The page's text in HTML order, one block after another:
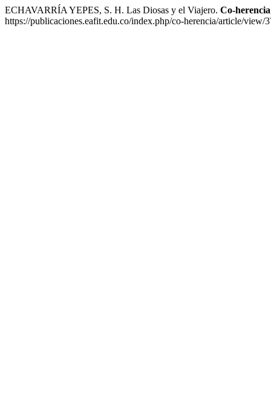
ECHAVARRÍA YEPES, S. H. Las Diosas y el Viajero. Co-herencia
https://publicaciones.eafit.edu.co/index.php/co-herencia/article/view/